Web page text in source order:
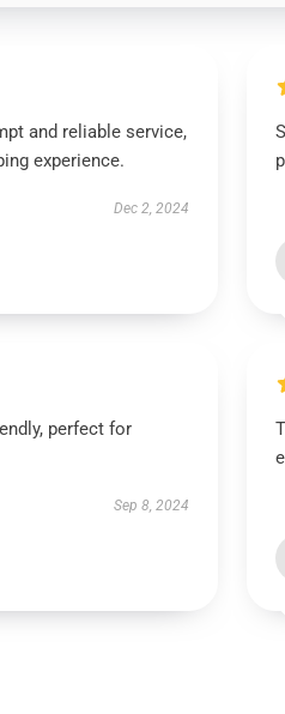
and reliable service,
experience.
Dec 2, 2024
perfect for
Sep 8, 2024